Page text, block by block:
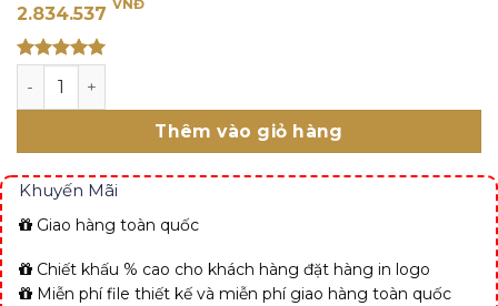
2.834.537 VNĐ
out of 5
Chuột Phú 20 cm – Màu Cam - Trang trí vàng 24K số
Thêm vào giỏ hàng
Khuyến Mãi
Giao hàng toàn quốc
Chiết khấu % cao cho khách hàng đặt hàng in logo
Miễn phí file thiết kế và miễn phí giao hàng toàn quốc